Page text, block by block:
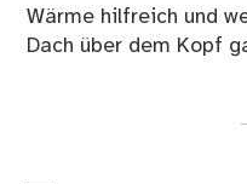
Wärme hilfreich und
Dach über dem Kopf